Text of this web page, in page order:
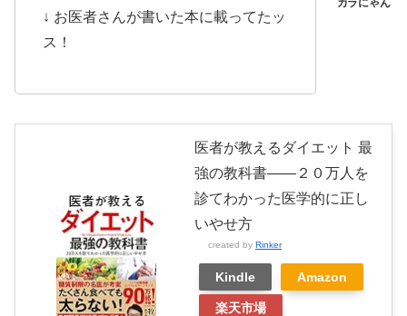
↓ お医者さんが書いた本に載ってたッ
ス！
医者が教えるダイエット 最
強の教科書――２０万人を
診てわかった医学的に正し
いやせ方
created by Rinker
Kindle Amazon
楽天市場